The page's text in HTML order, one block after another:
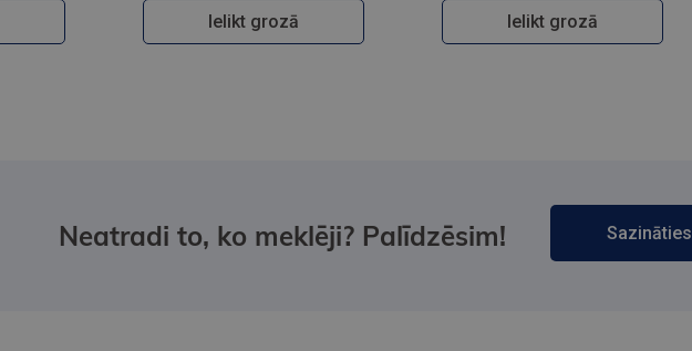
Ielikt grozā Ielikt grozā
Neatradi to, ko meklēji? Palīdzēsim! Sazināties